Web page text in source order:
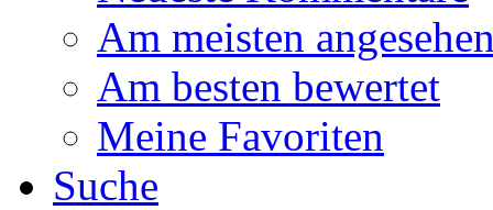
Am meisten
Am besten bewertet
Meine Favoriten
Suche